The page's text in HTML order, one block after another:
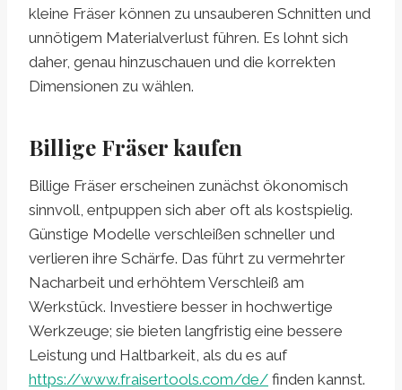
kleine Fräser können zu unsauberen Schnitten und
unnötigem Materialverlust führen. Es lohnt sich
daher, genau hinzuschauen und die korrekten
Dimensionen zu wählen.
Billige Fräser kaufen
Billige Fräser erscheinen zunächst ökonomisch
sinnvoll, entpuppen sich aber oft als kostspielig.
Günstige Modelle verschleißen schneller und
verlieren ihre Schärfe. Das führt zu vermehrter
Nacharbeit und erhöhtem Verschleiß am
Werkstück. Investiere besser in hochwertige
Werkzeuge; sie bieten langfristig eine bessere
Leistung und Haltbarkeit, als du es auf
https://www.fraisertools.com/de/ finden kannst.